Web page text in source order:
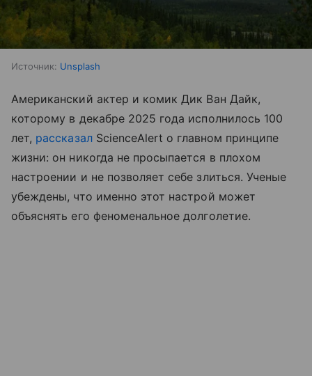
Источник: Unsplash
Американский актер и комик Дик Ван Дайк,
которому в декабре 2025 года исполнилось 100
лет, рассказалScienceAlert о главном принципе
жизни: он никогда не просыпается в плохом
настроении и не позволяет себе злиться. Ученые
убеждены, что именно этот настрой может
объяснять его феноменальное долголетие.